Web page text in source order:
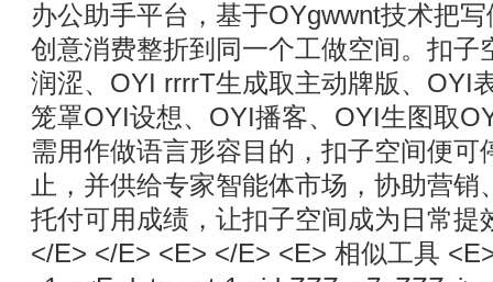
办公助手平台，基于OYgwwnt技术把
创意消费整折到同一个工做空间。扣子
润涩、OYI rrrrT生成取主动牌版、OYI
笼罩OYI设想、OYI播客、OYI生图取
需用作做语言形容目的，扣子空间便可
止，并供给专家智能体市场，协助营
托付可用成绩，让扣子空间成为日常提
</E> </E> <E> </E> <E> 相似工具